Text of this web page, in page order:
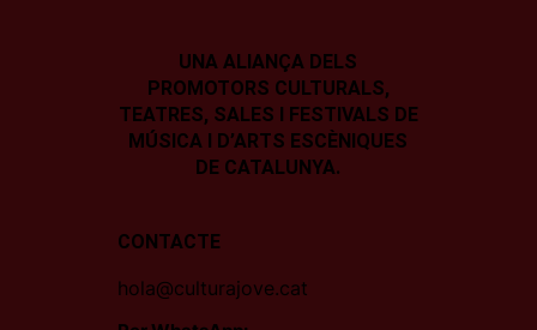
UNA ALIANÇA DELS
PROMOTORS CULTURALS,
TEATRES, SALES I FESTIVALS DE
MÚSICA I D’ARTS ESCÈNIQUES
DE CATALUNYA.
CONTACTE
hola@culturajove.cat